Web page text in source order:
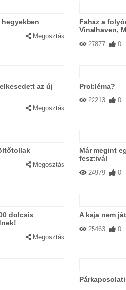
hegyekben
Megosztás
Faház a
Vinalhaven,
27877 0
az új
Megosztás
Probléma?
22213 0
Megosztás
Már megint
fesztivál
24979 0
dolcsis
Megosztás
A kaja nem
25463 0